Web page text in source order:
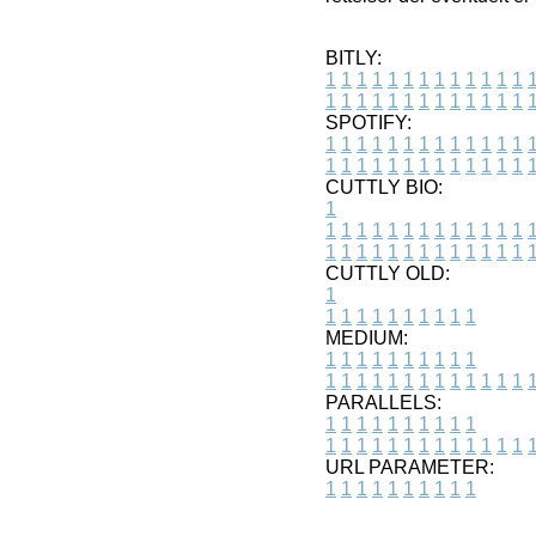
BITLY:
1 1 1 1 1 1 1 1 1 1 1 1 1 1
1 1 1 1 1 1 1 1 1 1 1 1 1 1
SPOTIFY:
1 1 1 1 1 1 1 1 1 1 1 1 1 1
1 1 1 1 1 1 1 1 1 1 1 1 1 1
CUTTLY BIO:
1
1 1 1 1 1 1 1 1 1 1 1 1 1 1
1 1 1 1 1 1 1 1 1 1 1 1 1 1
CUTTLY OLD:
1
1 1 1 1 1 1 1 1 1 1
MEDIUM:
1 1 1 1 1 1 1 1 1 1
1 1 1 1 1 1 1 1 1 1 1 1 1 1
PARALLELS:
1 1 1 1 1 1 1 1 1 1
1 1 1 1 1 1 1 1 1 1 1 1 1 1
URL PARAMETER:
1 1 1 1 1 1 1 1 1 1